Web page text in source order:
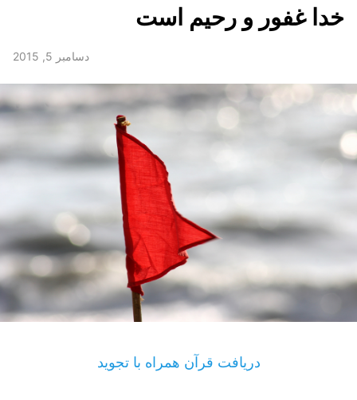
خدا غفور و رحیم است
دسامبر 5, 2015
دریافت قرآن همراه با تجوید